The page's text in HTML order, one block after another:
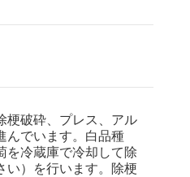
梗破砕、プレス、アル
んでいます。白品種
を冷蔵庫で冷却して除
い）を行います。除梗